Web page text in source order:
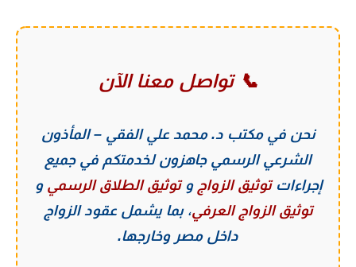
📞 تواصل معنا الآن
نحن فيمكتب د. محمد علي الفقي – المأذون
الشرعي الرسمي جاهزون لخدمتكم في جميع
إجراءاتتوثيق الزواج وتوثيق الطلاق الرسمي و
توثيق الزواج العرفي، بما يشمل عقود الزواج
داخل مصر وخارجها.